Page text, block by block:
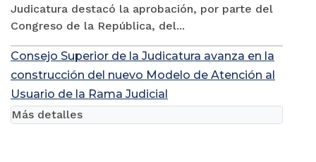
Judicatura destacó la aprobación, por parte del
Congreso de la República, del...
Consejo Superior de la Judicatura avanza en la
construcción del nuevo Modelo de Atención al
Usuario de la Rama Judicial
Más detalles